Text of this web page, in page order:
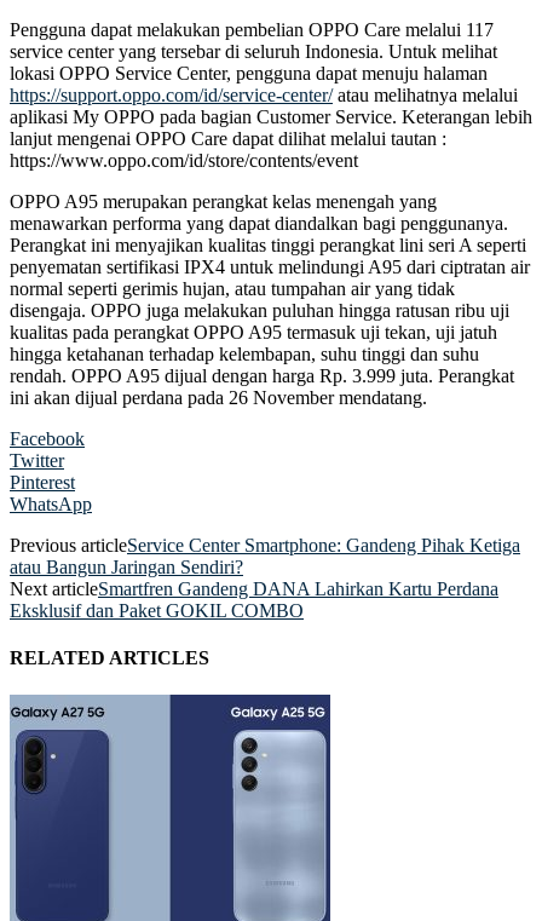
Pengguna dapat melakukan pembelian OPPO Care melalui 117
service center yang tersebar di seluruh Indonesia. Untuk melihat
lokasi OPPO Service Center, pengguna dapat menuju halaman
https://support.oppo.com/id/service-center/atau melihatnya melalui
aplikasi My OPPO pada bagian Customer Service. Keterangan lebih
lanjut mengenai OPPO Care dapat dilihat melalui tautan :
https://www.oppo.com/id/store/contents/event
OPPO A95 merupakan perangkat kelas menengah yang
menawarkan performa yang dapat diandalkan bagi penggunanya.
Perangkat ini menyajikan kualitas tinggi perangkat lini seri A seperti
penyematan sertifikasi IPX4 untuk melindungi A95 dari ciptratan air
normal seperti gerimis hujan, atau tumpahan air yang tidak
disengaja. OPPO juga melakukan puluhan hingga ratusan ribu uji
kualitas pada perangkat OPPO A95 termasuk uji tekan, uji jatuh
hingga ketahanan terhadap kelembapan, suhu tinggi dan suhu
rendah. OPPO A95 dijual dengan harga Rp. 3.999 juta. Perangkat
ini akan dijual perdana pada 26 November mendatang.
Facebook
Twitter
Pinterest
WhatsApp
Previous articleService Center Smartphone: Gandeng Pihak Ketiga
atau Bangun Jaringan Sendiri?
Next articleSmartfren Gandeng DANA Lahirkan Kartu Perdana
Eksklusif dan Paket GOKIL COMBO
RELATED ARTICLES